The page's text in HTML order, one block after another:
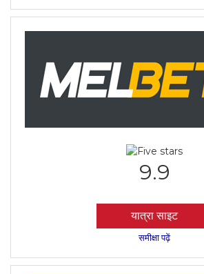
9.9
यात्रा साइट
समीक्षा पढ़ें